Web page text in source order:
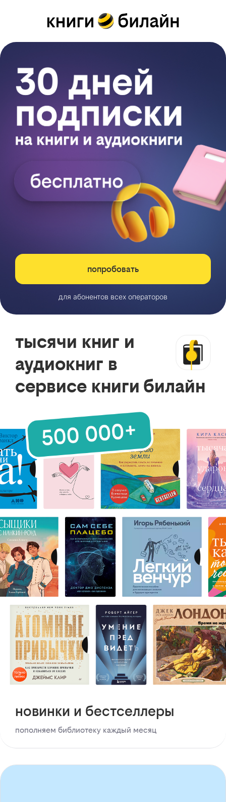
попробовать
для абонентов всех операторов
тысячи книг и
аудиокниг в
сервисе книги билайн
новинки и бестселлеры
пополняем библиотеку каждый месяц